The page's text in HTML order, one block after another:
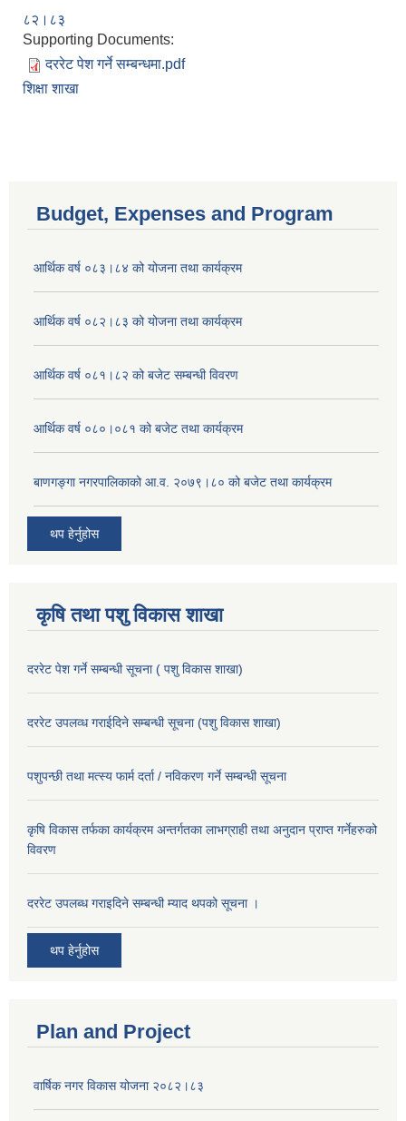
८२।८३
Supporting Documents:
दररेट पेश गर्ने सम्बन्धमा.pdf
शिक्षा शाखा
Budget, Expenses and Program
आर्थिक वर्ष ०८३।८४ को योजना तथा कार्यक्रम
आर्थिक वर्ष ०८२।८३ को योजना तथा कार्यक्रम
आर्थिक वर्ष ०८१।८२ को बजेट सम्बन्धी विवरण
आर्थिक वर्ष ०८०।०८१ को बजेट तथा कार्यक्रम
बाणगङ्गा नगरपालिकाको आ.व. २०७९।८० को बजेट तथा कार्यक्रम
थप हेर्नुहोस
कृषि तथा पशु विकास शाखा
दररेट पेश गर्ने सम्बन्धी सूचना ( पशु विकास शाखा)
दररेट उपलव्ध गराईदिने सम्बन्धी सूचना (पशु विकास शाखा)
पशुपन्छी तथा मत्स्य फार्म दर्ता / नविकरण गर्ने सम्बन्धी सूचना
कृषि विकास तर्फका कार्यक्रम अन्तर्गतका लाभग्राही तथा अनुदान प्राप्त गर्नेहरुको
विवरण
दररेट उपलब्ध गराइदिने सम्बन्धी म्याद थपको सूचना ।
थप हेर्नुहोस
Plan and Project
वार्षिक नगर विकास योजना २०८२।८३